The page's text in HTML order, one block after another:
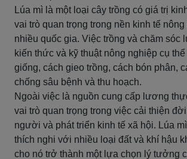
Lúa mì là một loại cây trồng có giá trị
vai trò quan trọng trong nền kinh tế
nhiều quốc gia. Việc trồng và chăm sóc
kiến thức và kỹ thuật nông nghiệp cụ
giống, cách gieo trồng, cách bón phân,
chống sâu bệnh và thu hoạch.
Ngoài việc là nguồn cung cấp lương
vai trò quan trọng trong việc cải thiện
người và phát triển kinh tế xã hội. Lúa
thích nghi với nhiều loại đất và khí hậu
cho nó trở thành một lựa chọn lý tưởng